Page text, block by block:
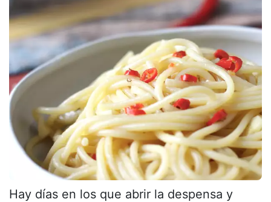
Hay días en los que abrir la despensa y